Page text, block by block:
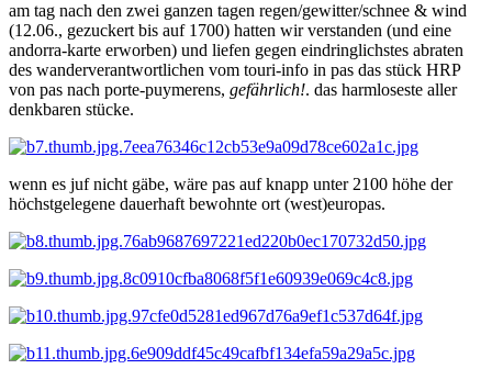
am tag nach den zwei ganzen tagen regen/gewitter/schnee & wind
(12.06., gezuckert bis auf 1700) hatten wir verstanden (und eine
andorra-karte erworben) und liefen gegen eindringlichstes abraten
des wanderverantwortlichen vom touri-info in pas das stück HRP
von pas nach porte-puymerens, gefährlich!. das harmloseste aller
denkbaren stücke.
wenn es juf nicht gäbe, wäre pas auf knapp unter 2100 höhe der
höchstgelegene dauerhaft bewohnte ort (west)europas.